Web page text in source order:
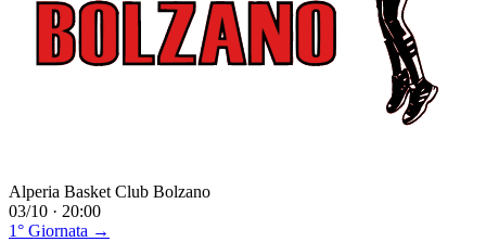
Alperia Basket Club Bolzano
03/10 · 20:00
1° Giornata →